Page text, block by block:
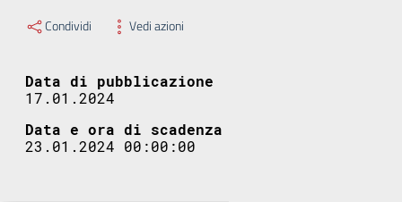
Condividi Vedi azioni
Data di pubblicazione
17.01.2024
Data e ora di scadenza
23.01.2024 00:00:00